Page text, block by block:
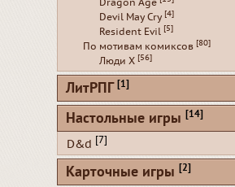
Devil May Cry [4]
Resident Evil [5]
По мотивам комиксов [80]
Люди Х [56]
ЛитРПГ [1]
Настольные игры [14]
D&d [7]
Карточные игры [2]